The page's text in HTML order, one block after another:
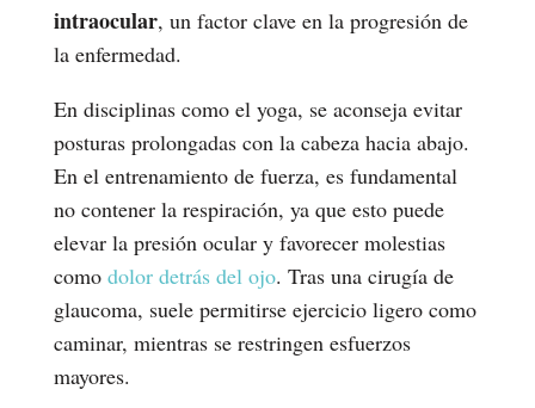
intraocular, un factor clave en la progresión de
la enfermedad.
En disciplinas como el yoga, se aconseja evitar
posturas prolongadas con la cabeza hacia abajo.
En el entrenamiento de fuerza, es fundamental
no contener la respiración, ya que esto puede
elevar la presión ocular y favorecer molestias
como dolor detrás del ojo. Tras una cirugía de
glaucoma, suele permitirse ejercicio ligero como
caminar, mientras se restringen esfuerzos
mayores.